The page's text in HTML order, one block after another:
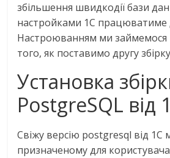
збільшення швидкодії бази
настройками 1С працюватиме
Настроюванням ми займемося
того, як поставимо другу
Установка
PostgreSQL від
Свіжу версію postgresql від 1С
призначеному для користувача